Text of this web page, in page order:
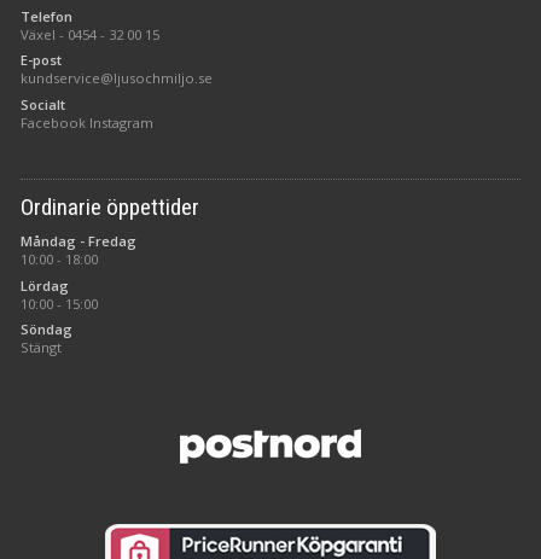
Telefon
Växel - 0454 - 32 00 15
E-post
kundservice@ljusochmiljo.se
Socialt
Facebook Instagram
Ordinarie öppettider
Måndag - Fredag
10:00 - 18:00
Lördag
10:00 - 15:00
Söndag
Stängt